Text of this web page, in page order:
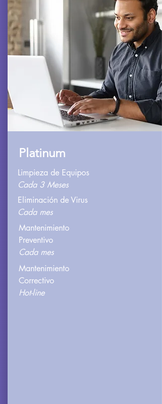
Platinum
Limpieza de Equipos
Cada 3 Meses
Eliminación de Virus
Cada mes
Mantenimiento
Preventivo
Cada mes
Mantenimiento
Correctivo
Hot-line